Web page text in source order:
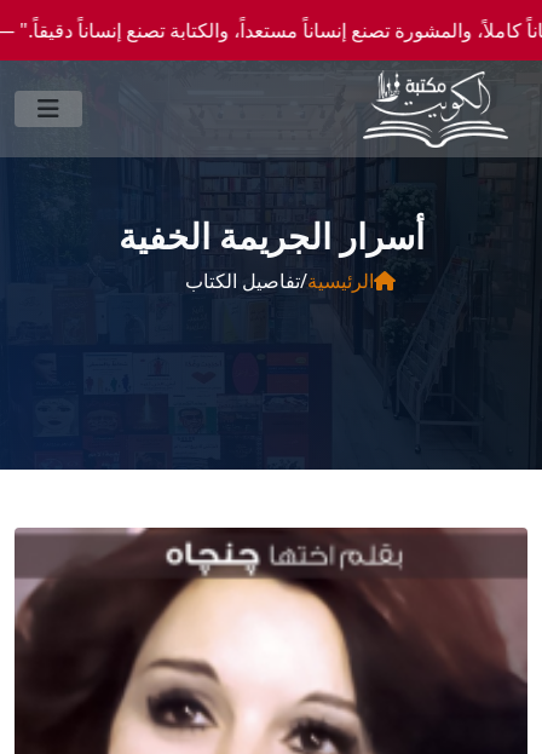
تصنع إنساناً مستعداً، والكتابة تصنع إنساناً دقيقاً." —احصل علي عروض وخصومات
أسرار الجريمة الخفية
الرئيسية/تفاصيل الكتاب